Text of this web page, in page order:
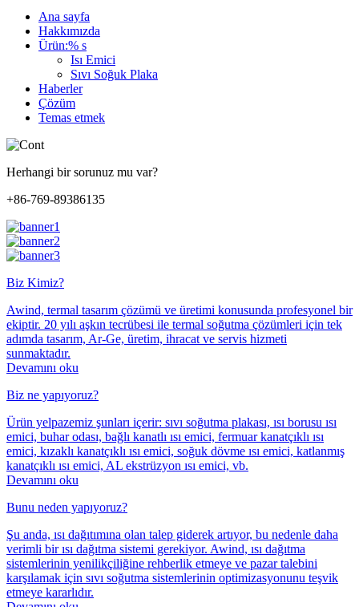
Ana sayfa
Hakkımızda
Ürün:% s
Isı Emici
Sıvı Soğuk Plaka
Haberler
Çözüm
Temas etmek
Herhangi bir sorunuz mu var?
+86-769-89386135
Biz Kimiz?
Awind, termal tasarım çözümü ve üretimi konusunda profesyonel bir
ekiptir. 20 yılı aşkın tecrübesi ile termal soğutma çözümleri için tek
adımda tasarım, Ar-Ge, üretim, ihracat ve servis hizmeti
sunmaktadır.
Devamını oku
Biz ne yapıyoruz?
Ürün yelpazemiz şunları içerir: sıvı soğutma plakası, ısı borusu ısı
emici, buhar odası, bağlı kanatlı ısı emici, fermuar kanatçıklı ısı
emici, kızaklı kanatçıklı ısı emici, soğuk dövme ısı emici, katlanmış
kanatçıklı ısı emici, AL ekstrüzyon ısı emici, vb.
Devamını oku
Bunu neden yapıyoruz?
Şu anda, ısı dağıtımına olan talep giderek artıyor, bu nedenle daha
verimli bir ısı dağıtma sistemi gerekiyor. Awind, ısı dağıtma
sistemlerinin yenilikçiliğine rehberlik etmeye ve pazar talebini
karşılamak için sıvı soğutma sistemlerinin optimizasyonunu teşvik
etmeye kararlıdır.